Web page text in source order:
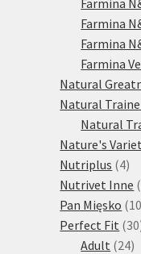
Farmina
Farmina
Farmina
Farmina
Natural
Natural
Natural
Nature's
Nutriplus 44
Nutrivet Inne
Pan Mięsko 10
Perfect Fit 30
Adult 2424